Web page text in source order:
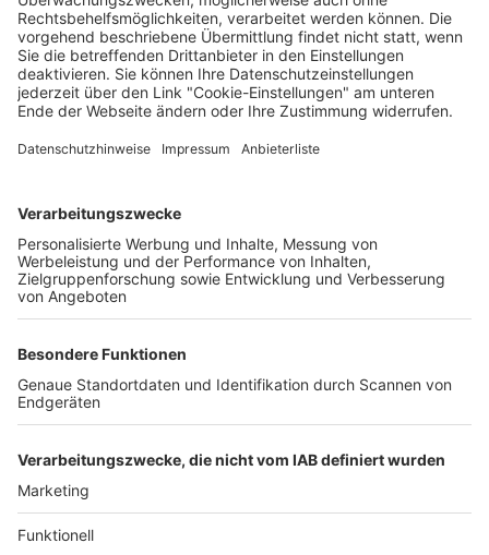
Matthias Joers 13.05.2025
Freiburger Wochenbericht
Der Wochenbericht
wurde zum 31. Juli 2026
eingestellt.
News
Lokales